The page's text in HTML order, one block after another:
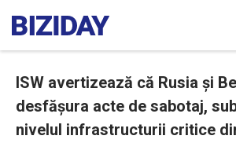
ISW avertizează că Rusia și
desfășura acte de sabotaj,
nivelul infrastructurii critice